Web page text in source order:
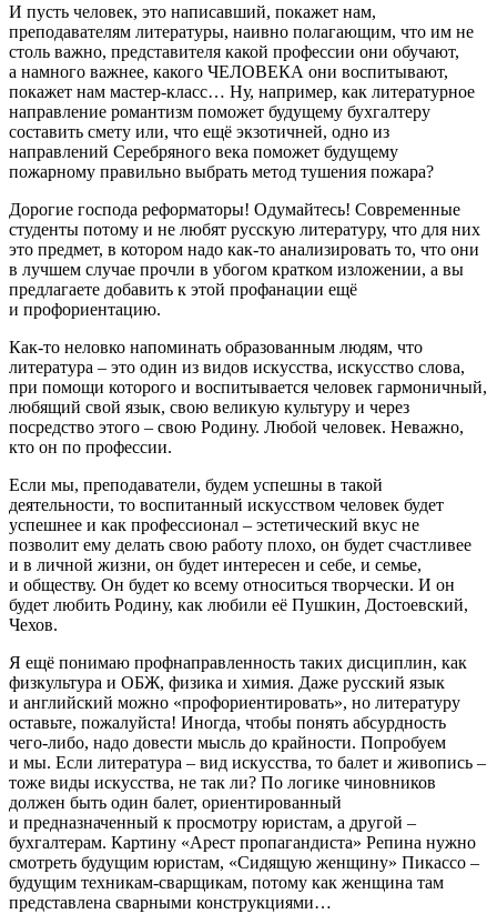
И пусть человек, это написавший, покажет нам,
преподавателям литературы, наивно полагающим, что им не
столь важно, представителя какой профессии они обучают,
а намного важнее, какого ЧЕЛОВЕКА они воспитывают,
покажет нам мастер-класс… Ну, например, как литературное
направление романтизм поможет будущему бухгалтеру
составить смету или, что ещё экзотичней, одно из
направлений Серебряного века поможет будущему
пожарному правильно выбрать метод тушения пожара?
Дорогие господа реформаторы! Одумайтесь! Современные
студенты потому и не любят русскую литературу, что для них
это предмет, в котором надо как-то анализировать то, что они
в лучшем случае прочли в убогом кратком изложении, а вы
предлагаете добавить к этой профанации ещё
и профориентацию.
Как-то неловко напоминать образованным людям, что
литература – это один из видов искусства, искусство слова,
при помощи которого и воспитывается человек гармоничный,
любящий свой язык, свою великую культуру и через
посредство этого – свою Родину. Любой человек. Неважно,
кто он по профессии.
Если мы, преподаватели, будем успешны в такой
деятельности, то воспитанный искусством человек будет
успешнее и как профессионал – эстетический вкус не
позволит ему делать свою работу плохо, он будет счастливее
и в личной жизни, он будет интересен и себе, и семье,
и обществу. Он будет ко всему относиться творчески. И он
будет любить Родину, как любили её Пушкин, Достоевский,
Чехов.
Я ещё понимаю профнаправленность таких дисциплин, как
физкультура и ОБЖ, физика и химия. Даже русский язык
и английский можно «профориентировать», но литературу
оставьте, пожалуйста! Иногда, чтобы понять абсурдность
чего-либо, надо довести мысль до крайности. Попробуем
и мы. Если литература – вид искусства, то балет и живопись –
тоже виды искусства, не так ли? По логике чиновников
должен быть один балет, ориентированный
и предназначенный к просмотру юристам, а другой –
бухгалтерам. Картину «Арест пропагандиста» Репина нужно
смотреть будущим юристам, «Сидящую женщину» Пикассо –
будущим техникам-сварщикам, потому как женщина там
представлена сварными конструкциями…